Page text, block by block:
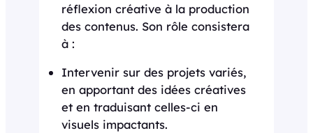
réflexion créative à la production
des contenus. Son rôle consistera
à :
Intervenir sur des projets variés,
en apportant des idées créatives
et en traduisant celles-ci en
visuels impactants.